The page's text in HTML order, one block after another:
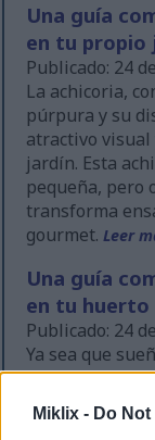
Miklix - Do
Una guía
en tu propio
Publicado: 24
La achicoria,
púrpura y su
atractivo
jardín. Esta
pequeña, pero
transforma
gourmet.Leer
Una guía
en tu huerto
Publicado: 24
Ya sea que
de calabaza o
caseros,
una